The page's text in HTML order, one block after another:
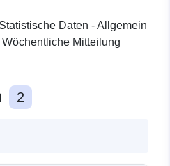
Daten - Allgemein
Mitteilung
2